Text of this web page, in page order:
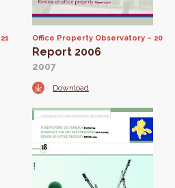
21 Office Property Observatory 20
Report 2006
2007
Download